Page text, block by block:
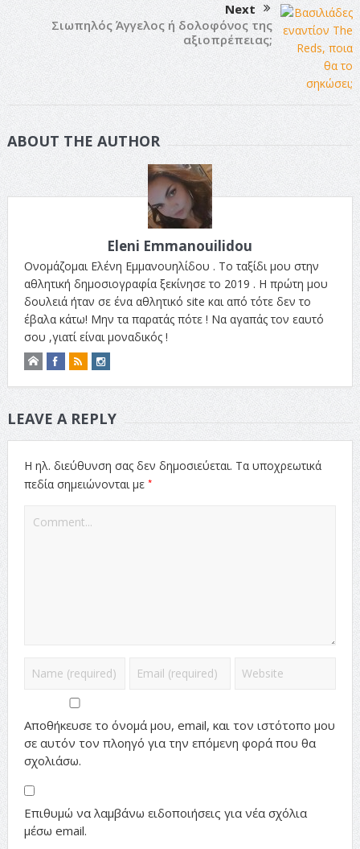
Next
Σιωπηλός Άγγελος ή δολοφόνος της
αξιοπρέπειας;
ABOUT THE AUTHOR
Eleni Emmanouilidou
Ονομάζομαι Ελένη Εμμανουηλίδου . Το ταξίδι μου στην
αθλητική δημοσιογραφία ξεκίνησε το 2019 . Η πρώτη μου
δουλειά ήταν σε ένα αθλητικό site και από τότε δεν το
έβαλα κάτω! Μην τα παρατάς πότε ! Να αγαπάς τον εαυτό
σου ,γιατί είναι μοναδικός !
LEAVE A REPLY
Η ηλ. διεύθυνση σας δεν δημοσιεύεται. Τα υποχρεωτικά
πεδία σημειώνονται με *
Αποθήκευσε το όνομά μου, email, και τον ιστότοπο μου
σε αυτόν τον πλοηγό για την επόμενη φορά που θα
σχολιάσω.
Επιθυμώ να λαμβάνω ειδοποιήσεις για νέα σχόλια
μέσω email.